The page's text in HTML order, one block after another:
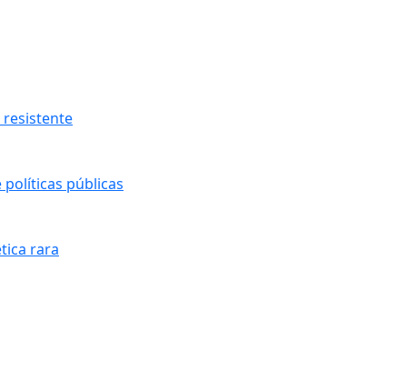
políticas públicas
rara